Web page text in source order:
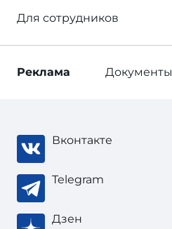
Для сотрудников
Реклама Документы
Вконтакте
Telegram
Дзен